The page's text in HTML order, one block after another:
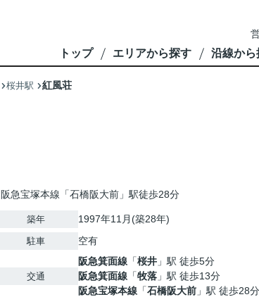
トップ エリアから探す 沿線から
桜井駅 紅風荘
阪急宝塚本線「石橋阪大前」駅徒歩28分
築年 1997年11月(築28年)
駐車 空有
交通
阪急箕面線 「桜井 」駅 徒歩5分
阪急箕面線 「牧落 」駅 徒歩13分
阪急宝塚本線 「石橋阪大前 」駅 徒歩28分